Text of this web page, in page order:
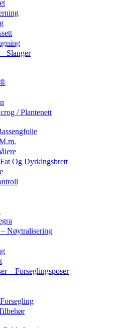
Slanger
/ Plantenett
Og Dyrkingsbrett
Nøytralisering
– Forseglingsposer